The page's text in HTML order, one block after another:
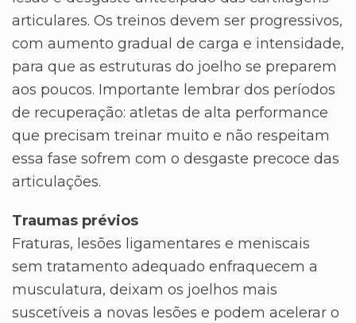
articulares. Os treinos devem ser progressivos,
com aumento gradual de carga e intensidade,
para que as estruturas do joelho se preparem
aos poucos. Importante lembrar dos períodos
de recuperação: atletas de alta performance
que precisam treinar muito e não respeitam
essa fase sofrem com o desgaste precoce das
articulações.
Traumas prévios
Fraturas, lesões ligamentares e meniscais
sem tratamento adequado enfraquecem a
musculatura, deixam os joelhos mais
suscetíveis a novas lesões e podem acelerar o